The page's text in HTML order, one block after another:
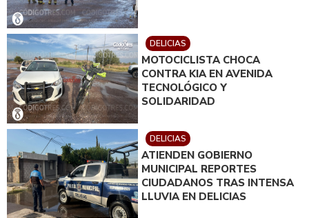
DELICIAS
MOTOCICLISTA CHOCA
CONTRA KIA EN AVENIDA
TECNOLÓGICO Y
SOLIDARIDAD
DELICIAS
ATIENDEN GOBIERNO
MUNICIPAL REPORTES
CIUDADANOS TRAS INTENSA
LLUVIA EN DELICIAS